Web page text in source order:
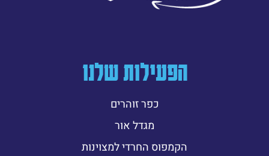
הפעילות שלנו
כפר זוהרים
מגדל אור
הקמפוס החרדי למצוינות